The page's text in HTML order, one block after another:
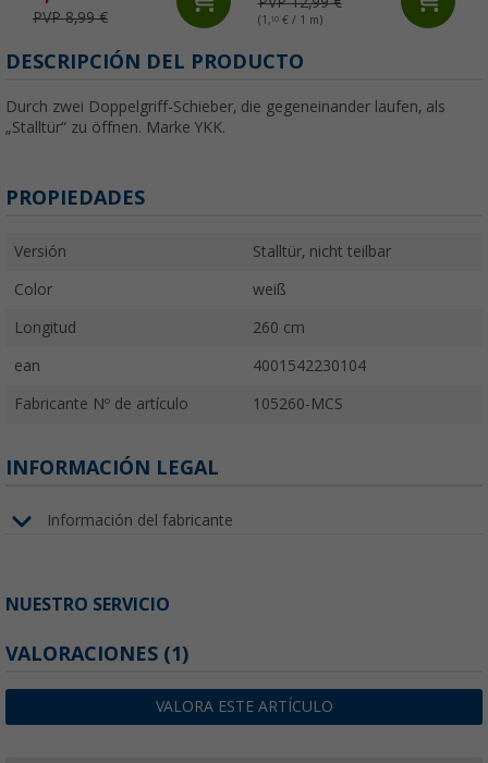
PVP 8,99 € (1,10€ / 1 m)
DESCRIPCIÓN DEL PRODUCTO
Durch zwei Doppelgriff-Schieber, die gegeneinander laufen, als
„Stalltür“ zu öffnen. Marke YKK.
PROPIEDADES
Versión Stalltür, nicht teilbar
Color weiß
Longitud 260 cm
ean 4001542230104
Fabricante Nº de artículo 105260-MCS
INFORMACIÓN LEGAL
Información del fabricante
NUESTRO SERVICIO
VALORACIONES (1)
VALORA ESTE ARTÍCULO